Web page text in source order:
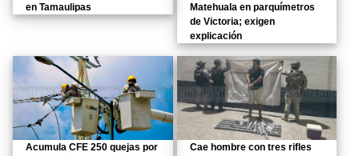
en Tamaulipas
Matehuala en parquímetros
de Victoria; exigen
explicación
Acumula CFE 250 quejas por
Cae hombre con tres rifles